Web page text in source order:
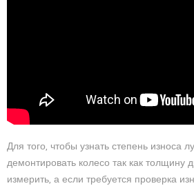
Для того, чтобы узнать степень износа
демонтировать колесо так как толщину
измерить, а если требуется проверка